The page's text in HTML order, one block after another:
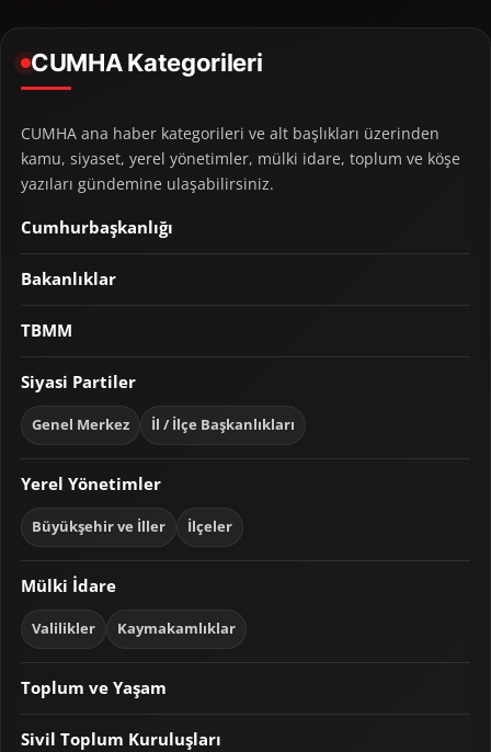
CUMHA Kategorileri
CUMHA ana haber kategorileri ve alt başlıkları üzerinden
kamu, siyaset, yerel yönetimler, mülki idare, toplum ve köşe
yazıları gündemine ulaşabilirsiniz.
Cumhurbaşkanlığı
Bakanlıklar
TBMM
Siyasi Partiler
Genel Merkez İl / İlçe Başkanlıkları
Yerel Yönetimler
Büyükşehir ve İller İlçeler
Mülki İdare
Valilikler Kaymakamlıklar
Toplum ve Yaşam
Sivil Toplum Kuruluşları